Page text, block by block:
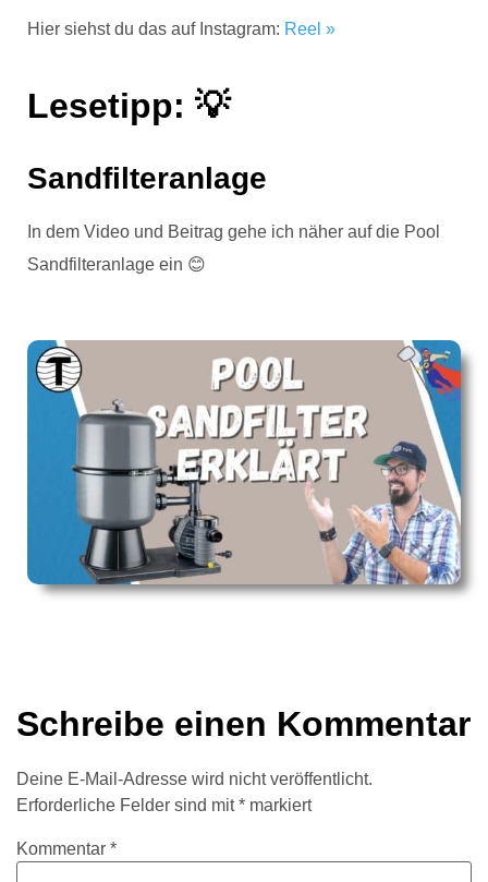
Hier siehst du das auf Instagram: Reel »
Lesetipp: 💡
Sandfilteranlage
In dem Video und Beitrag gehe ich näher auf die Pool
Sandfilteranlage ein 😊
Schreibe einen Kommentar
Deine E-Mail-Adresse wird nicht veröffentlicht.
Erforderliche Felder sind mit* markiert
Kommentar *